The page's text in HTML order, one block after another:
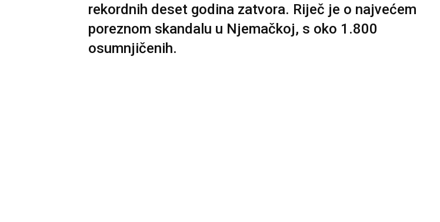
rekordnih deset godina zatvora. Riječ je o najvećem
poreznom skandalu u Njemačkoj, s oko 1.800
osumnjičenih.